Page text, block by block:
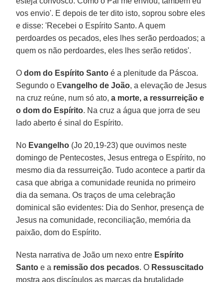
vos envio'. E depois de ter dito isto, soprou sobre eles
e disse: 'Recebei o Espírito Santo. A quem
perdoardes os pecados, eles lhes serão perdoados; a
quem os não perdoardes, eles lhes serão retidos'.
O dom do Espírito Santo é a plenitude da Páscoa.
Segundo o Evangelho de João, a elevação de Jesus
na cruz reúne, num só ato,a morte, a ressurreição e
o dom do Espírito. Na cruz a água que jorra de seu
lado aberto é sinal do Espírito.
No Evangelho (Jo 20,19-23) que ouvimos neste
domingo de Pentecostes, Jesus entrega o Espírito, no
mesmo dia da ressurreição. Tudo acontece a partir da
casa que abriga a comunidade reunida no primeiro
dia da semana. Os traços de uma celebração
dominical são evidentes: Dia do Senhor, presença de
Jesus na comunidade, reconciliação, memória da
paixão, dom do Espírito.
Nesta narrativa de João um nexo entre Espírito
Santo e a remissão dos pecados. O Ressuscitado
mostra aos discípulos as marcas da brutalidade